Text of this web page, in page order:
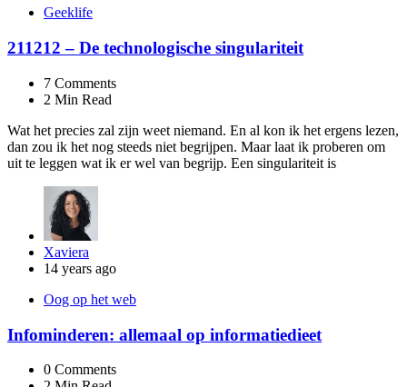
Geeklife
211212 – De technologische singulariteit
7 Comments
2 Min Read
Wat het precies zal zijn weet niemand. En al kon ik het ergens lezen,
dan zou ik het nog steeds niet begrijpen. Maar laat ik proberen om
uit te leggen wat ik er wel van begrijp. Een singulariteit is
Posted
by
Xaviera
14 years ago
Oog op het web
Infominderen: allemaal op informatiedieet
0 Comments